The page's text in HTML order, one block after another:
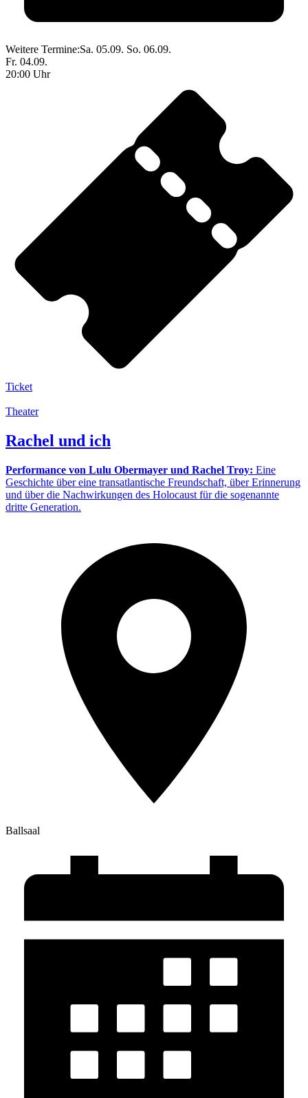
Weitere Termine:Sa. 05.09. So. 06.09.
Fr. 04.09.
20:00 Uhr
Ticket
Theater
Rachel und ich
Performance von Lulu Obermayer und Rachel Troy: Eine
Geschichte über eine transatlantische Freundschaft, über Erinnerung
und über die Nachwirkungen des Holocaust für die sogenannte
dritte Generation.
Ballsaal